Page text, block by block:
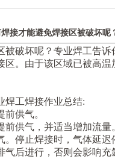
接才能避免焊接区被破坏呢
被破坏呢？专业焊工告诉
。由于该区域已被高
焊工焊接作业总结:
供气。
前供气，并适当增加流
。停止焊接时，气体延
后进行，否则会影响充